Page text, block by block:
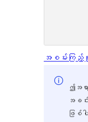
အစမ်းကြ
ဤအ
အခင်
ဖြစ်